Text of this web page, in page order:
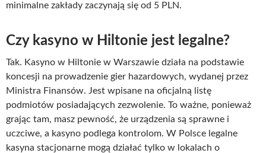
minimalne zakłady zaczynają się od 5 PLN.
Czy kasyno w Hiltonie jest legalne?
Tak. Kasyno w Hiltonie w Warszawie działa na podstawie
koncesji na prowadzenie gier hazardowych, wydanej przez
Ministra Finansów. Jest wpisane na oficjalną listę
podmiotów posiadających zezwolenie. To ważne, ponieważ
grając tam, masz pewność, że urządzenia są sprawne i
uczciwe, a kasyno podlega kontrolom. W Polsce legalne
kasyna stacjonarne mogą działać tylko w lokalach o